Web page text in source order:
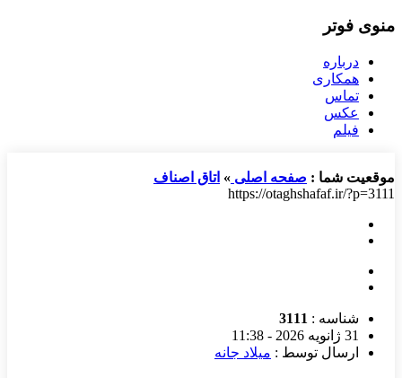
منوی فوتر
درباره
همکاری
تماس
عکس
فیلم
موقعیت شما : صفحه اصلی » اتاق اصناف
https://otaghshafaf.ir/?p=3111
شناسه : 3111
31 ژانویه 2026 - 11:38
ارسال توسط : میلاد جانه